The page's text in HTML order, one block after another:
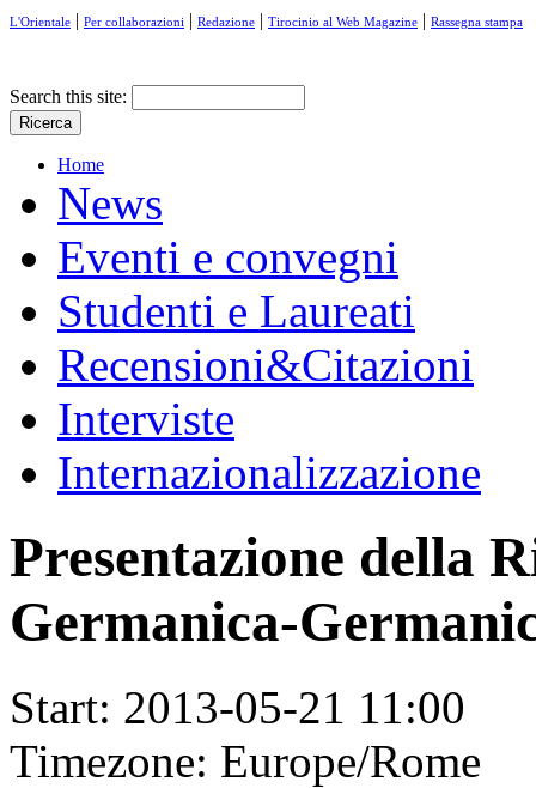
L'Orientale | Per collaborazioni | Redazione | Tirocinio al Web Magazine | Rassegna stampa
Search this site:
Home
News
Eventi e convegni
Studenti e Laureati
Recensioni&Citazioni
Interviste
Internazionalizzazione
Presentazione della
Germanica-
Start: 2013-05-21 11:00
Timezone: Europe/Rome